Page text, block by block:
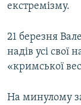
екстремізму.
21 березня
надів усі свої
«кримської
На минулому